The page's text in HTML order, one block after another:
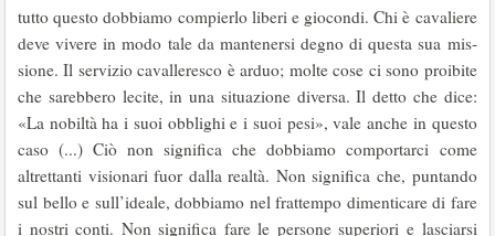
tutto questo dobbiamo compierlo liberi e gio­condi. Chi è cavaliere
deve vivere in modo tale da mantenersi degno di questa sua mis­
sione. Il servizio cavalleresco è arduo; molte cose ci sono proibite
che sarebbero lecite, in una situazione diversa. Il detto che dice:
«La nobiltà ha i suoi obblighi e i suoi pesi», vale anche in questo
caso (...) Ciò non significa che dobbiamo comportarci come
altrettanti visionari fuor dalla realtà. Non significa che, puntando
sul bello e sull’ideale, dobbiamo nel frattempo dimenticare di fare
i nostri conti. Non significa fare le persone superiori e lasciarsi